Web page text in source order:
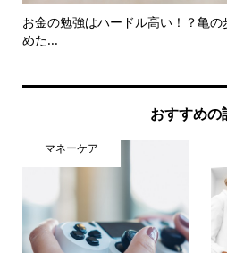
お金の勉強はハードル高い！？亀
めた...
おすすめの
マネーケア